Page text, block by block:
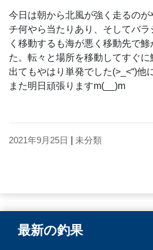
最新の釣果
今日は朝から北風が強く走るの
チ何やら当たりあり、そしてバ
く移動するも海が悪く移動先で
た。転々と場所を移動してすぐ
出てもやはり単発でした(>_<“)他
また明日頑張りますm(__)m
2021年9月25日 未分類